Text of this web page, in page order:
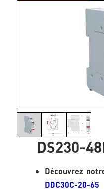
DS230-
Découvrez
DDC30C-20-65